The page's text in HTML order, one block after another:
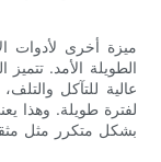
ميزة أخرى لأدوات
الطويلة الأمد.
عالية للتآكل
لفترة طويلة. وهذا
بشكل متكرر مثل